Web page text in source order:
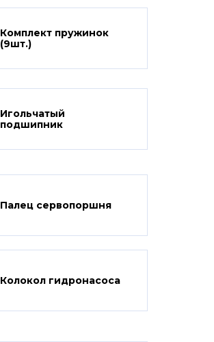
Комплект пружинок
(9шт.)
Игольчатый
подшипник
Палец сервопоршня
Колокол гидронасоса